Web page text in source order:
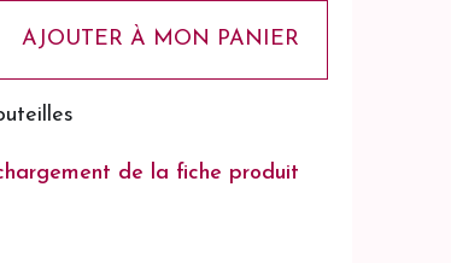
AJOUTER À MON PANIER
de la fiche produit